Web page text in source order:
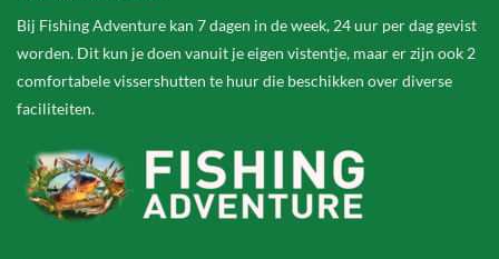
Bij Fishing Adventure kan 7 dagen in de week, 24 uur per dag gevist
worden. Dit kun je doen vanuit je eigen vistentje, maar er zijn ook 2
comfortabele vissershutten te huur die beschikken over diverse
faciliteiten.